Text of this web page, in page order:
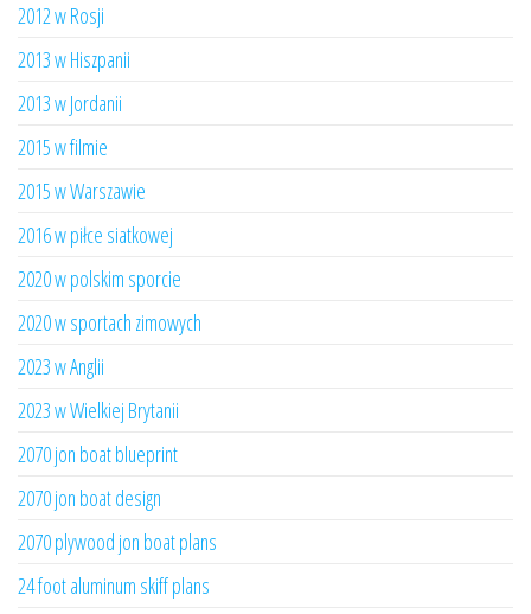
2012 w Rosji
2013 w Hiszpanii
2013 w Jordanii
2015 w filmie
2015 w Warszawie
2016 w piłce siatkowej
2020 w polskim sporcie
2020 w sportach zimowych
2023 w Anglii
2023 w Wielkiej Brytanii
2070 jon boat blueprint
2070 jon boat design
2070 plywood jon boat plans
24 foot aluminum skiff plans